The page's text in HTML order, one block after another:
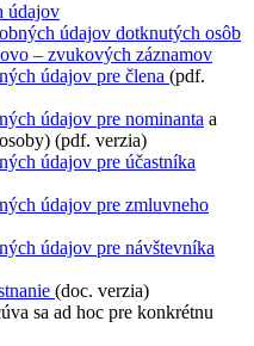
údajov
údajov dotknutých osôb
– zvukových záznamov
údajov pre člena (pdf.
údajov pre nominanta a
(pdf. verzia)
údajov pre účastníka
údajov pre zmluvneho
údajov pre návštevníka
(doc. verzia)
sa ad hoc pre konkrétnu